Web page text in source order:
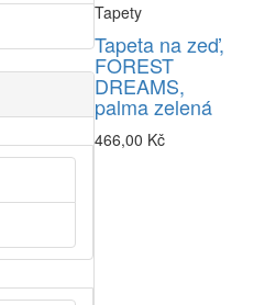
Tapety
Tapeta na zeď,
FOREST
DREAMS,
palma zelená
466,00 Kč